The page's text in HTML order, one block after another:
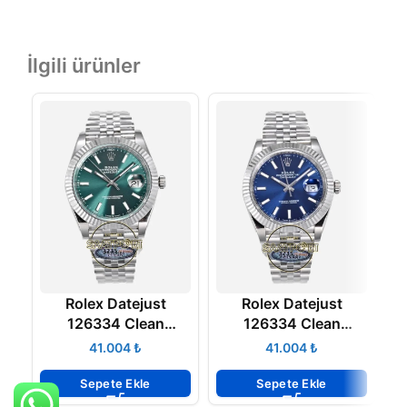
İlgili ürünler
Rolex Datejust
126334 Clean
Factory 41mm Nane
Jubilee 3235 Super
₺
Sepete Ekle
Rolex Datejust
126334 Clean
Factory 41mm Parlak
Jubilee 3235 Super
₺
Sepete Ekle